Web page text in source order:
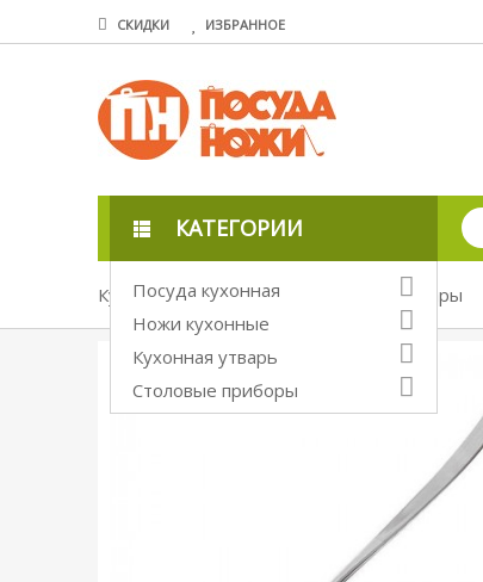
СКИДКИ ИЗБРАННОЕ
КАТЕГОРИИ
Посуда кухонная
Ножи кухонные
Кухонная утварь
Столовые приборы
Кухонная утварь Кухонные аксессуары